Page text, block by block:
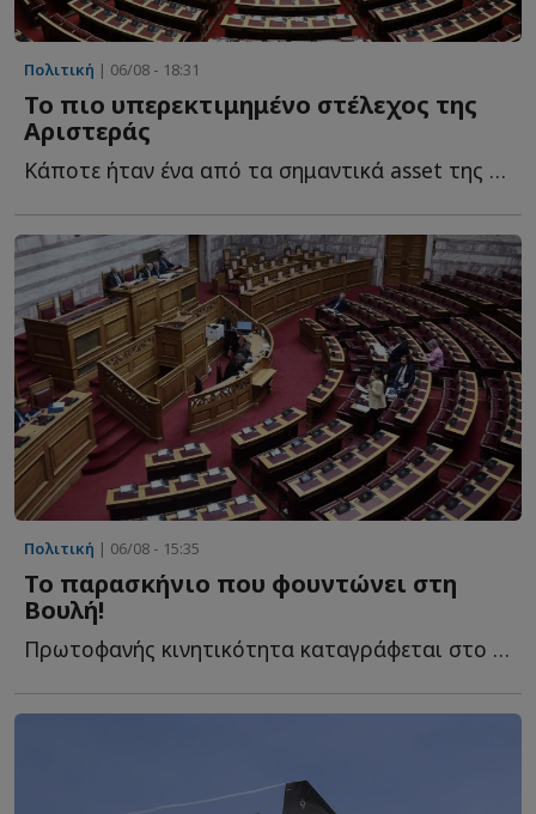
Πολιτική | 06/08 - 18:31
Το πιο υπερεκτιμημένο στέλεχος της
Αριστεράς
Κάποτε ήταν ένα από τα σημαντικά asset της Αριστεράς. Τ...
Πολιτική | 06/08 - 15:35
Το παρασκήνιο που φουντώνει στη
Βουλή!
Πρωτοφανής κινητικότητα καταγράφεται στο πολιτικό σ...